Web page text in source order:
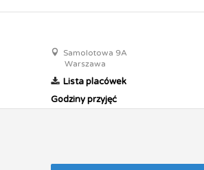
Samolotowa 9A
Warszawa
Lista placówek
Godziny przyjęć